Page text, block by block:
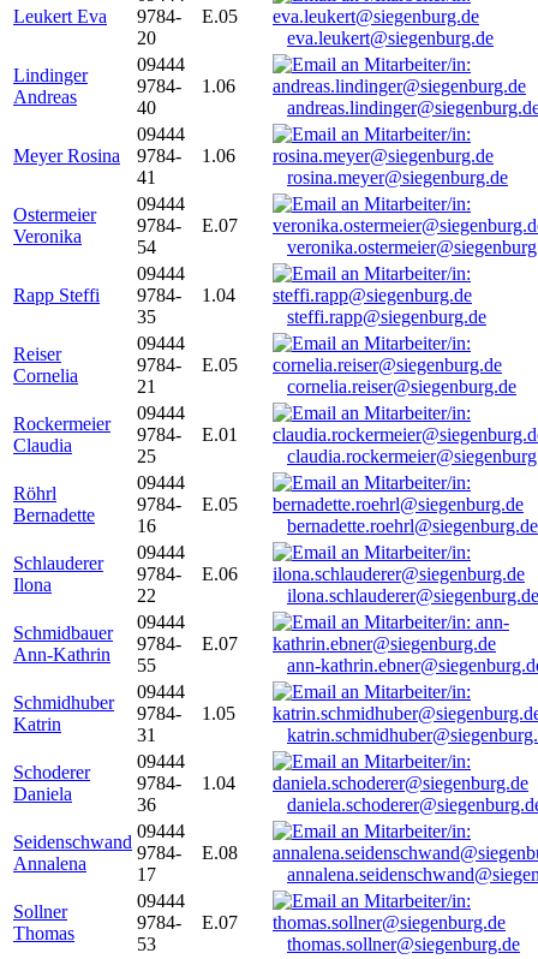
Leukert Eva
9784-
20
E.05
eva.leukert@siegenburg.de
Lindinger
Andreas
09444
9784-
40
1.06
Meyer Rosina
09444
9784-
41
1.06
rosina.meyer@siegenburg.de
Ostermeier
Veronika
09444
9784-
54
E.07
Rapp Steffi
09444
9784-
35
1.04
steffi.rapp@siegenburg.de
Reiser
Cornelia
09444
9784-
21
E.05
cornelia.reiser@siegenburg.de
Rockermeier
Claudia
09444
9784-
25
E.01
Röhrl
Bernadette
09444
9784-
16
E.05
bernadette.roehrl@siegenburg.de
Schlauderer
Ilona
09444
9784-
22
E.06
ilona.schlauderer@siegenburg.de
Schmidbauer
Ann-Kathrin
09444
9784-
55
E.07
ann-
Schmidhuber
Katrin
09444
9784-
31
1.05
Schoderer
Daniela
09444
9784-
36
1.04
Seidenschwand
Annalena
09444
9784-
17
E.08
Sollner
Thomas
09444
9784-
53
E.07
thomas.sollner@siegenburg.de